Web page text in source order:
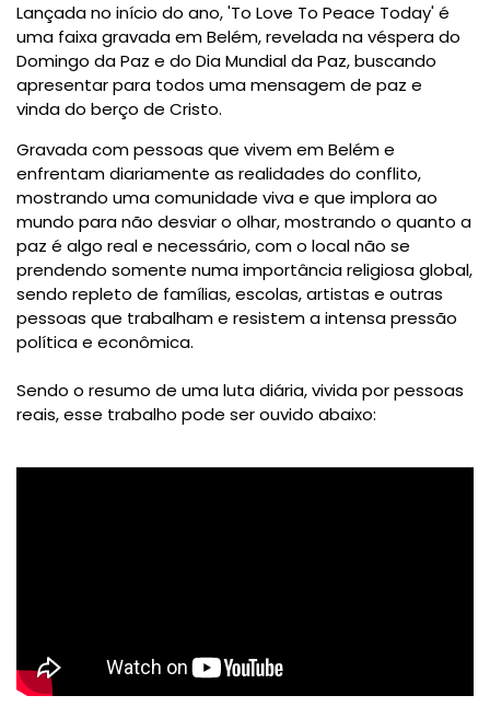
Lançada no início do ano, 'To Love To Peace Today' é
uma faixa gravada em Belém, revelada na véspera do
Domingo da Paz e do Dia Mundial da Paz, buscando
apresentar para todos uma mensagem de paz e
vinda do berço de Cristo.
Gravada com pessoas que vivem em Belém e
enfrentam diariamente as realidades do conflito,
mostrando uma comunidade viva e que implora ao
mundo para não desviar o olhar, mostrando o quanto a
paz é algo real e necessário, com o local não se
prendendo somente numa importância religiosa global,
sendo repleto de famílias, escolas, artistas e outras
pessoas que trabalham e resistem a intensa pressão
política e econômica.
Sendo o resumo de uma luta diária, vivida por pessoas
reais, esse trabalho pode ser ouvido abaixo: